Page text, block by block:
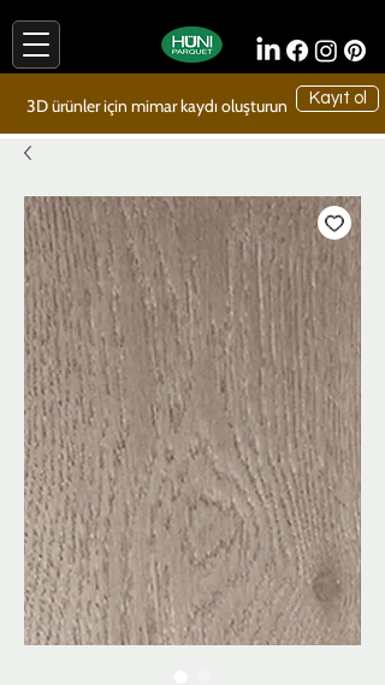
3D ürünler için mimar kaydı oluşturun Kayıt ol